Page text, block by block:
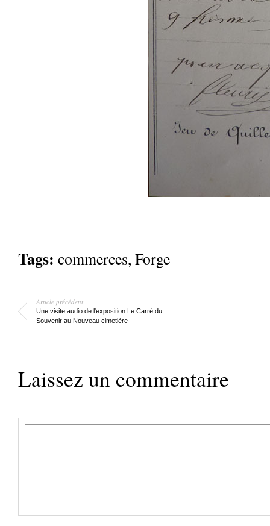
Tags: commerces, Forge
Article précédent
Une visite audio de l'exposition Le Carré du
Souvenir au Nouveau cimetière
Laissez un commentaire